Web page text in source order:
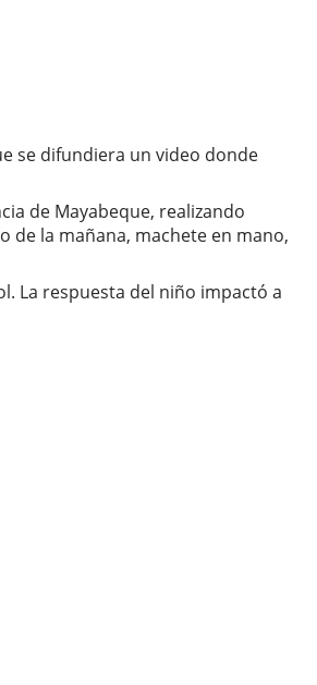
se difundiera un video donde
de Mayabeque, realizando
de la mañana, machete en mano,
La respuesta del niño impactó a